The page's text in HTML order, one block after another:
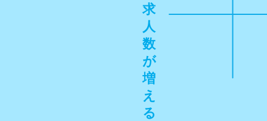
求
⼈
数
が
増
え
る